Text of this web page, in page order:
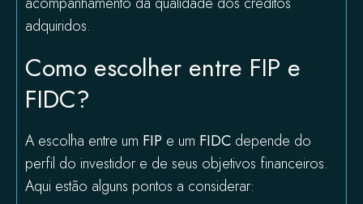
adquiridos.
Como escolher entre FIP e
FIDC?
A escolha entre um FIP e um FIDC depende do
perfil do investidor e de seus objetivos financeiros.
Aqui estão alguns pontos a considerar: